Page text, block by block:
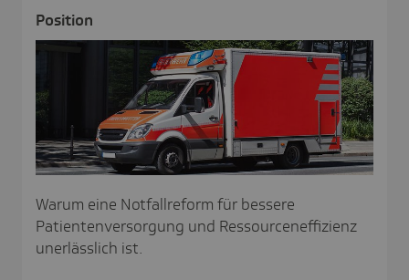
Posi­tion
Warum eine Notfallreform für bessere
Patientenversorgung und Ressourceneffizienz
unerlässlich ist.